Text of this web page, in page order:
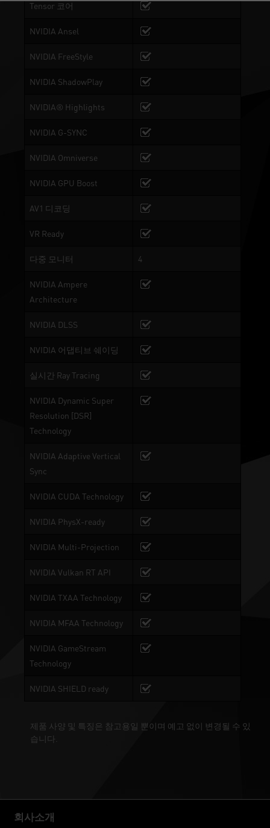
Tensor 코어
NVIDIA Ansel
NVIDIA FreeStyle
NVIDIA ShadowPlay
NVIDIA® Highlights
NVIDIA G-SYNC
NVIDIA Omniverse
NVIDIA GPU Boost
AV1 디코딩
VR Ready
다중 모니터 4
NVIDIA Ampere
Architecture
NVIDIA DLSS
NVIDIA 어댑티브 쉐이딩
실시간 Ray Tracing
NVIDIA Dynamic Super
Resolution [DSR]
Technology
NVIDIA Adaptive Vertical
Sync
NVIDIA CUDA Technology
NVIDIA PhysX-ready
NVIDIA Multi-Projection
NVIDIA Vulkan RT API
NVIDIA TXAA Technology
NVIDIA MFAA Technology
NVIDIA GameStream
Technology
NVIDIA SHIELD ready
제품 사양 및 특징은 참고용일 뿐이며 예고 없이 변경될 수 있
습니다.
회사소개